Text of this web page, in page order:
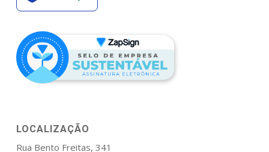
LOCALIZAÇÃO
Rua Bento Freitas, 341